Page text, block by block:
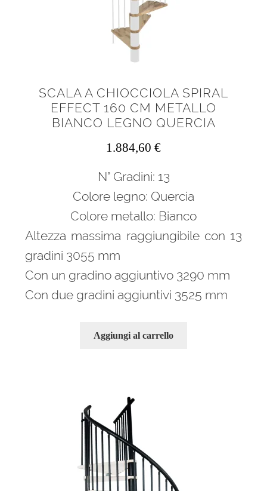
SCALA A CHIOCCIOLA SPIRAL
EFFECT 160 CM METALLO
BIANCO LEGNO QUERCIA
1.884,60 €
N° Gradini: 13
Colore legno: Quercia
Colore metallo: Bianco
Altezza massima raggiungibile con 13
gradini 3055 mm
Con un gradino aggiuntivo 3290 mm
Con due gradini aggiuntivi 3525 mm
Aggiungi al carrello